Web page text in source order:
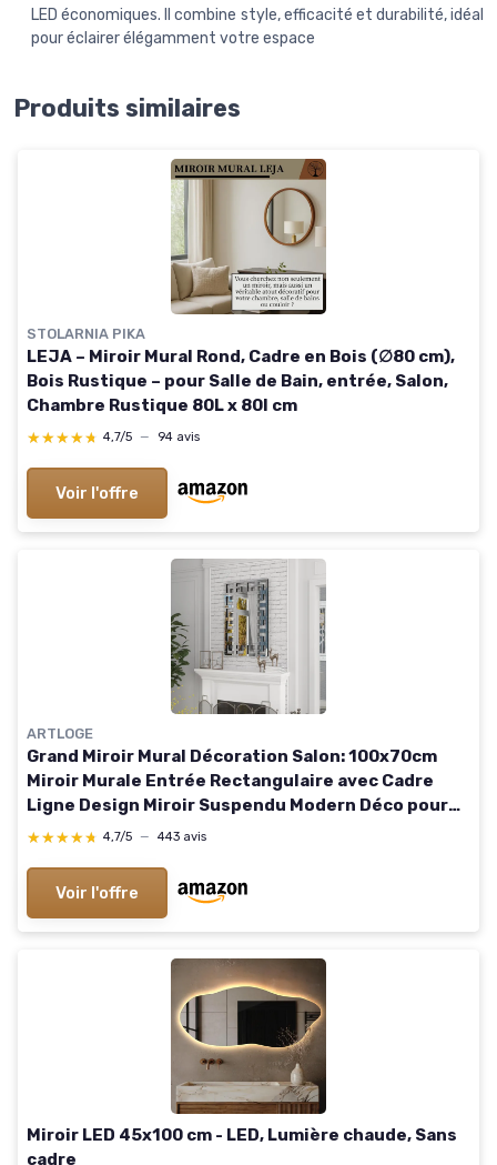
LED économiques. Il combine style, efficacité et durabilité, idéal
pour éclairer élégamment votre espace
Produits similaires
STOLARNIA PIKA
LEJA – Miroir Mural Rond, Cadre en Bois (∅80 cm),
Bois Rustique – pour Salle de Bain, entrée, Salon,
Chambre Rustique 80L x 80l cm
★★★★★
★★★★★ 4,7/5 — 94 avis
Voir l'offre
ARTLOGE
Grand Miroir Mural Décoration Salon: 100x70cm
Miroir Murale Entrée Rectangulaire avec Cadre
Ligne Design Miroir Suspendu Modern Déco pour
Chambre Miroirs Muraux Décoratif Maison Argent
★★★★★
★★★★★ 4,7/5 — 443 avis
Voir l'offre
Miroir LED 45x100 cm - LED, Lumière chaude, Sans
cadre